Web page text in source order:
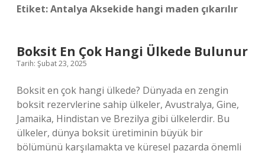
Etiket:Antalya Aksekide hangi maden çıkarılır
Boksit En Çok Hangi Ülkede Bulunur
Tarih: Şubat 23, 2025
Boksit en çok hangi ülkede? Dünyada en zengin
boksit rezervlerine sahip ülkeler, Avustralya, Gine,
Jamaika, Hindistan ve Brezilya gibi ülkelerdir. Bu
ülkeler, dünya boksit üretiminin büyük bir
bölümünü karşılamakta ve küresel pazarda önemli